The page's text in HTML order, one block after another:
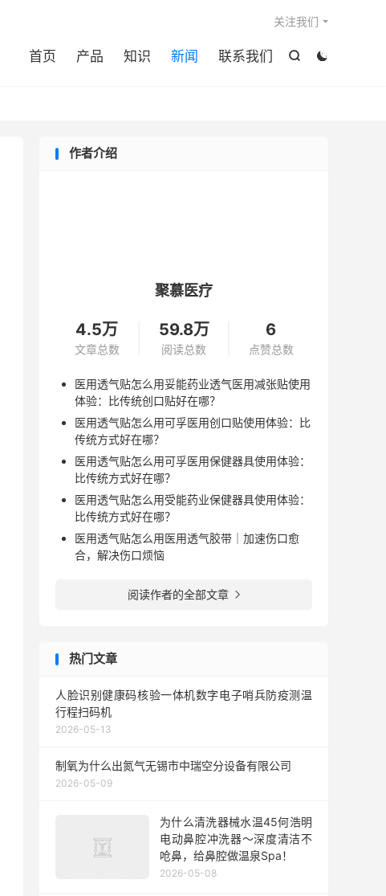


首页 产品 知识 新闻 联系我们
关注我们
作者介绍
聚慕医疗
4.5万
文章总数
59.8万
阅读总数
6
点赞总数
医用透气贴怎么用妥能药业透气医用减张贴使用
体验：比传统创口贴好在哪？
医用透气贴怎么用可孚医用创口贴使用体验：比
传统方式好在哪？
医用透气贴怎么用可孚医用保健器具使用体验：
比传统方式好在哪？
医用透气贴怎么用受能药业保健器具使用体验：
比传统方式好在哪？
医用透气贴怎么用医用透气胶带｜加速伤口愈
合，解决伤口烦恼
阅读作者的全部文章 
热门文章
人脸识别健康码核验一体机数字电子哨兵防疫测温
行程扫码机
2026-05-13
制氧为什么出氮气无锡市中瑞空分设备有限公司
2026-05-09
为什么清洗器械水温45何浩明
电动鼻腔冲洗器～深度清洁不
呛鼻，给鼻腔做温泉Spa！
2026-05-08